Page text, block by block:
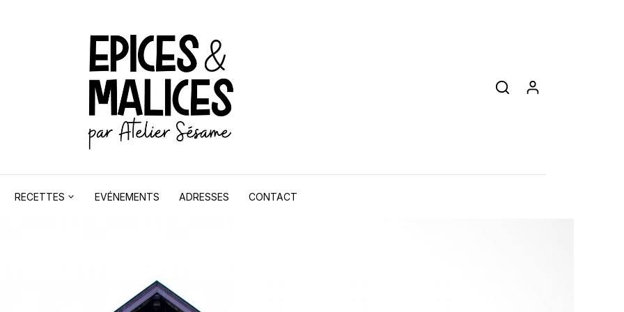
RECETTES EVÉNEMENTS ADRESSES CONTACT